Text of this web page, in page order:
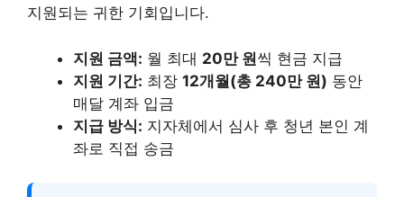
지원되는 귀한 기회입니다.
지원 금액: 월 최대 20만 원씩 현금 지급
지원 기간: 최장 12개월(총 240만 원) 동안
매달 계좌 입금
지급 방식: 지자체에서 심사 후 청년 본인 계
좌로 직접 송금